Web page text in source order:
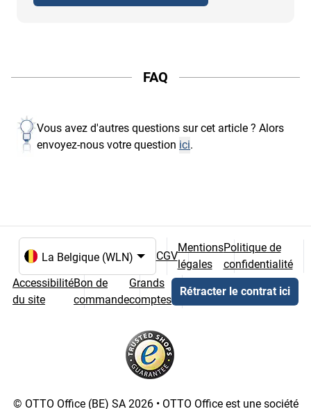
FAQ
Vous avez d'autres questions sur cet article ? Alors
envoyez-nous votre question ici.
Choix de la langue et du pays
CGV
Mentions
légales
Politique de
confidentialité
Accessibilité
du site
Bon de
commande
Grands
comptes
Rétracter le contrat ici
© OTTO Office (BE) SA 2026 • OTTO Office est une société